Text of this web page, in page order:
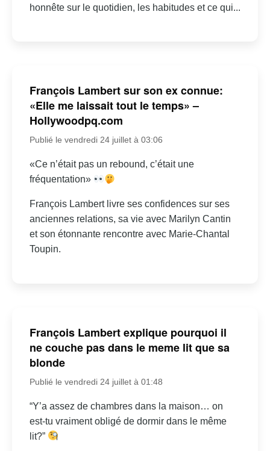
honnête sur le quotidien, les habitudes et ce qui...
François Lambert sur son ex connue:
«Elle me laissait tout le temps» –
Hollywoodpq.com
Publié le vendredi 24 juillet à 03:06
«Ce n’était pas un rebound, c’était une
fréquentation»
François Lambert livre ses confidences sur ses
anciennes relations, sa vie avec Marilyn Cantin
et son étonnante rencontre avec Marie-Chantal
Toupin.
François Lambert explique pourquoi il
ne couche pas dans le meme lit que sa
blonde
Publié le vendredi 24 juillet à 01:48
“Y’a assez de chambres dans la maison… on
est-tu vraiment obligé de dormir dans le même
lit?”